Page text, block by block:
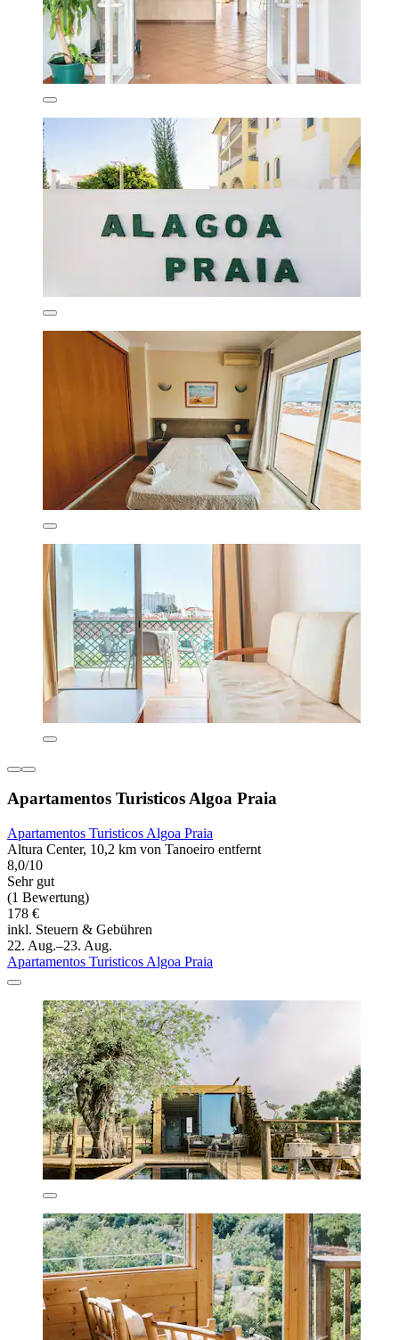
Apartamentos Turisticos Algoa Praia
Apartamentos Turisticos Algoa Praia
Altura Center, 10,2 km von Tanoeiro entfernt
8,0/10
Sehr gut
(1 Bewertung)
178 €
inkl. Steuern & Gebühren
22. Aug.–23. Aug.
Apartamentos Turisticos Algoa Praia